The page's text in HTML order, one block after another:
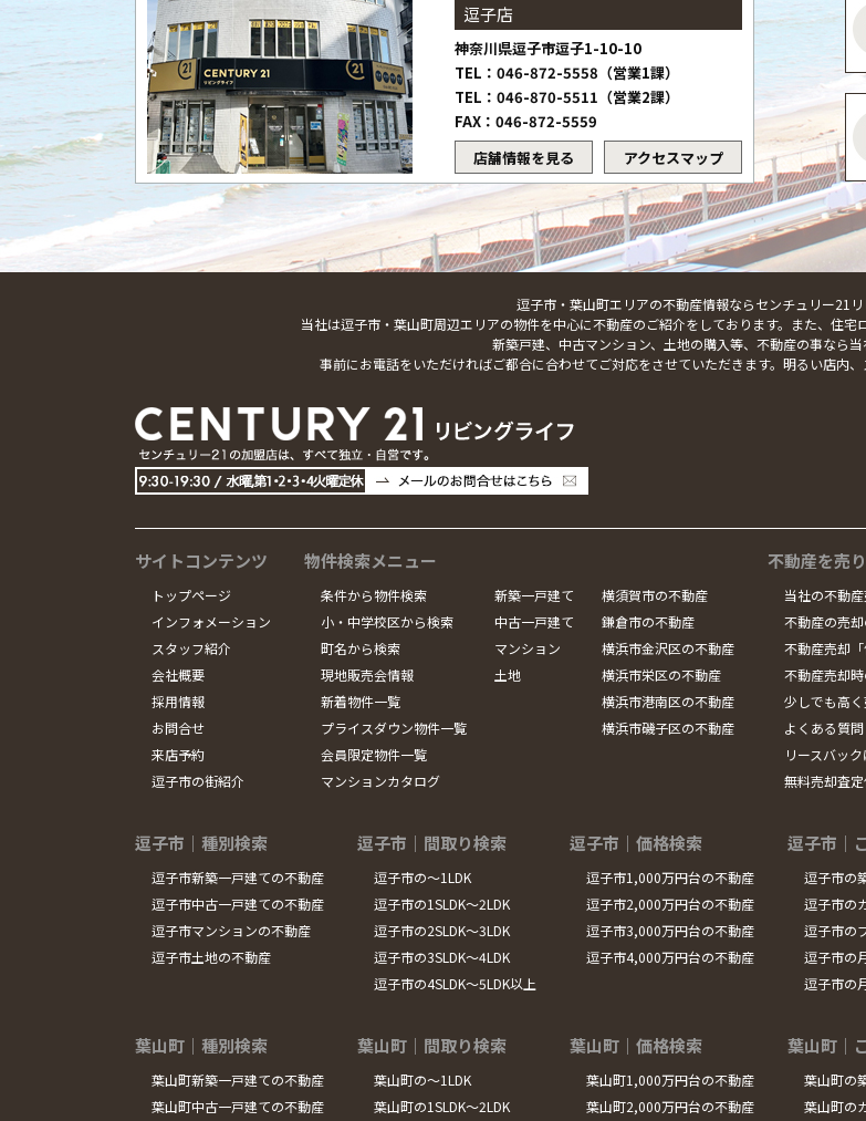
逗子店
神奈川県逗子市逗子1-10-10
TEL：046-872-5558（営業1課）
TEL：046-870-5511（営業2課）
FAX：046-872-5559
店舗情報を見る
アクセスマップ
逗子市・葉山町エリアの不動産情報ならセンチュリー21リ
当社は逗子市・葉山町周辺エリアの物件を中心に不動産のご紹介をしております。また、住宅
新築戸建、中古マンション、土地の購入等、不動産の事なら当
事前にお電話をいただければご都合に合わせてご対応をさせていただきます。明るい店内
サイトコンテンツ
トップページ
インフォメーション
スタッフ紹介
会社概要
採用情報
お問合せ
来店予約
逗子市の街紹介
物件検索メニュー
条件から物件検索
小・中学校区から検索
町名から検索
現地販売会情報
新着物件一覧
プライスダウン物件一覧
会員限定物件一覧
マンションカタログ
新築一戸建て
中古一戸建て
マンション
土地
横須賀市の不動産
鎌倉市の不動産
横浜市金沢区の不動産
横浜市栄区の不動産
横浜市港南区の不動産
横浜市磯子区の不動産
不動産を売
当社の不動
不動産の売
不動産売却
不動産売却
少しでも高
よくある質問
リースバッ
無料売却査
逗子市｜種別検索
逗子市新築一戸建ての不動産
逗子市中古一戸建ての不動産
逗子市マンションの不動産
逗子市土地の不動産
逗子市｜間取り検索
逗子市の～1LDK
逗子市の1SLDK～2LDK
逗子市の2SLDK～3LDK
逗子市の3SLDK～4LDK
逗子市の4SLDK～5LDK以上
逗子市｜価格検索
逗子市1,000万円台の不動産
逗子市2,000万円台の不動産
逗子市3,000万円台の不動産
逗子市4,000万円台の不動産
逗子市｜
逗子市の
逗子市の
逗子市の
逗子市の
逗子市の
葉山町｜種別検索
葉山町新築一戸建ての不動産
葉山町中古一戸建ての不動産
葉山町｜間取り検索
葉山町の～1LDK
葉山町の1SLDK～2LDK
葉山町｜価格検索
葉山町1,000万円台の不動産
葉山町2,000万円台の不動産
葉山町｜
葉山町の
葉山町の